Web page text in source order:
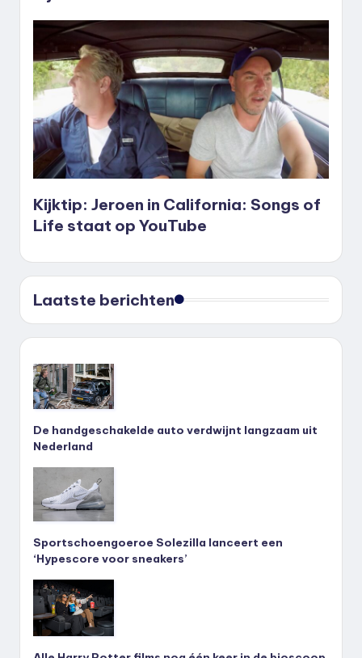
Kijktip: Jeroen in California: Songs of
Life staat op YouTube
Laatste berichten
De handgeschakelde auto verdwijnt langzaam uit
Nederland
Sportschoengoeroe Solezilla lanceert een
‘Hypescore voor sneakers’